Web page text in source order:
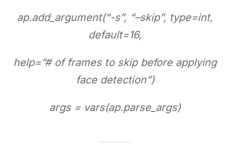
ap.add_argument(“-s”, “–skip”, type=int,
default=16,
help=”# of frames to skip before applying
face detection”)
args = vars(ap.parse_args)